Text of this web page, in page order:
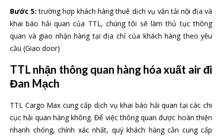
Bước 5:trường hợp khách hàng thuê dịch vụ vận tải nội địa và
khai báo hải quan của TTL, chúng tôi sẽ làm thủ tục thông
quan và giao nhận hàng tại địa chỉ của khách hàng theo yêu
cầu (Giao door)
TTL nhận thông quan hàng hóa xuất air đi
Đan Mạch
TTL Cargo Max cung cấp dịch vụ khai báo hải quan tại các chi
cục hải quan hàng không. Để việc thông quan được hoàn thiện
nhanh chóng, chính xác nhất, quý khách hàng cần cung cấp